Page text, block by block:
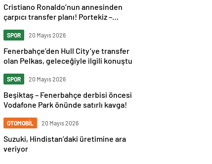
Cristiano Ronaldo’nun annesinden
çarpıcı transfer planı! Portekiz –
kardeşinden sert cevap
SPOR 20 Mayıs 2026
Fenerbahçe’den Hull City’ye transfer
olan Pelkas, geleceğiyle ilgili konuştu
SPOR 20 Mayıs 2026
Beşiktaş – Fenerbahçe derbisi öncesi
Vodafone Park önünde satırlı kavga!
OTOMOBİL 20 Mayıs 2026
Suzuki, Hindistan’daki üretimine ara
veriyor